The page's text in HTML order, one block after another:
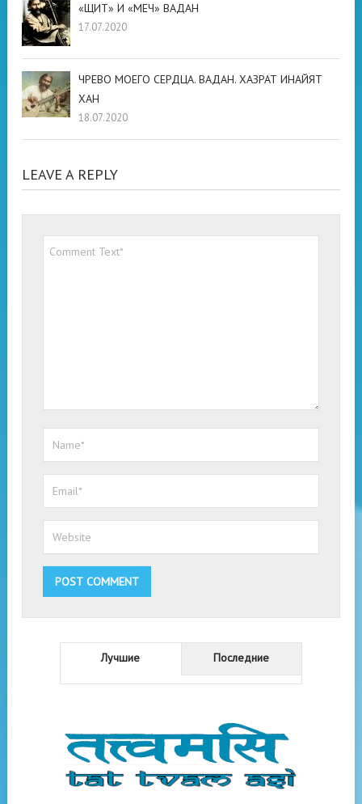
«ЩИТ» И «МЕЧ» ВАДАН
17.07.2020
ЧРЕВО МОЕГО СЕРДЦА. ВАДАН. ХАЗРАТ ИНАЙЯТ
ХАН
18.07.2020
LEAVE A REPLY
Лучшие Последние